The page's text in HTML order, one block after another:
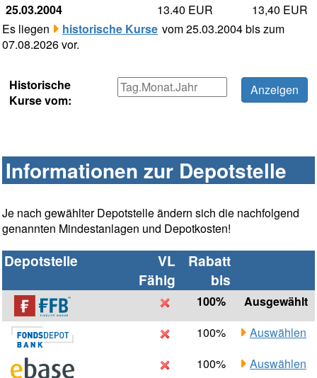
25.03.2004
13.40 EUR
13,40 EUR
Es liegen
historische Kurse vom 25.03.2004 bis zum
07.08.2026 vor.
Historische
Kurse vom:
Informationen zur Depotstelle
Je nach gewählter Depotstelle ändern sich die nachfolgend
genannten Mindestanlagen und Depotkosten!
Depotstelle
VL
Fähig
Rabatt
bis
100%
Ausgewählt
100%
Auswählen
100%
Auswählen